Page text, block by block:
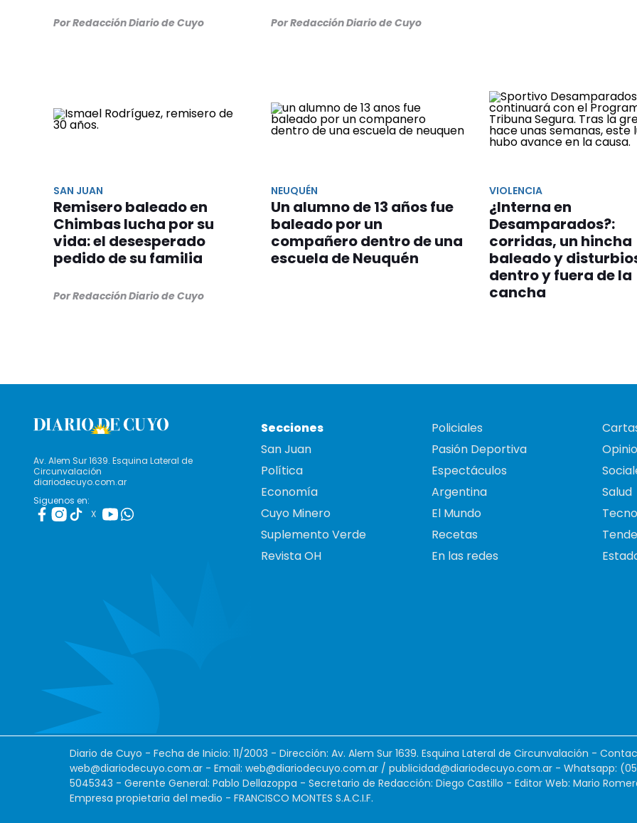
Por Redacción Diario de Cuyo Por Redacción Diario de Cuyo
SAN JUAN
Remisero baleado en
Chimbas lucha por su
vida: el desesperado
pedido de su familia
Por Redacción Diario de Cuyo
NEUQUÉN
Un alumno de 13 años fue
baleado por un
compañero dentro de una
escuela de Neuquén
VIOLENCIA
¿Interna en
Desamparados?:
corridas, un hincha
baleado y
dentro y fuera de la
cancha
Av. Alem Sur 1639. Esquina Lateral de
Circunvalación
diariodecuyo.com.ar
Siguenos en:
X
Secciones
San Juan
Política
Economía
Cuyo Minero
Suplemento Verde
Revista OH
Policiales
Pasión Deportiva
Espectáculos
Argentina
El Mundo
Recetas
En las redes
Salud
Diario de Cuyo - Fecha de Inicio: 11/2003 - Dirección: Av. Alem Sur 1639. Esquina Lateral de Circunvalación -
web@diariodecuyo.com.ar - Email: web@diariodecuyo.com.ar / publicidad@diariodecuyo.com.ar - Whatsapp:
5045343 - Gerente General: Pablo Dellazoppa - Secretario de Redacción: Diego Castillo - Editor Web: Mario
Empresa propietaria del medio - FRANCISCO MONTES S.A.C.I.F.